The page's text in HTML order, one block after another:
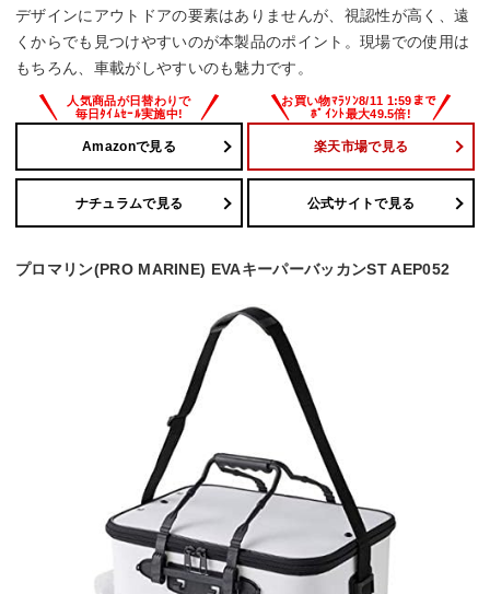
デザインにアウトドアの要素はありませんが、視認性が高く、遠
くからでも見つけやすいのが本製品のポイント。現場での使用は
もちろん、車載がしやすいのも魅力です。
Amazonで見る 楽天市場で見る
ナチュラムで見る 公式サイトで見る
プロマリン(PRO MARINE) EVAキーパーバッカンST AEP052